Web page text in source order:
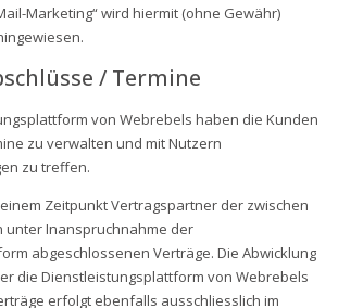
Marketing“ wird hiermit (ohne Gewähr)
/ Termine
von Webrebels haben die Kunden
zu verwalten und mit Nutzern
zu treffen.
Zeitpunkt Vertragspartner der zwischen
unter Inanspruchnahme der
abgeschlossenen Verträge. Die Abwicklung
die Dienstleistungsplattform von Webrebels
erfolgt ebenfalls ausschliesslich im